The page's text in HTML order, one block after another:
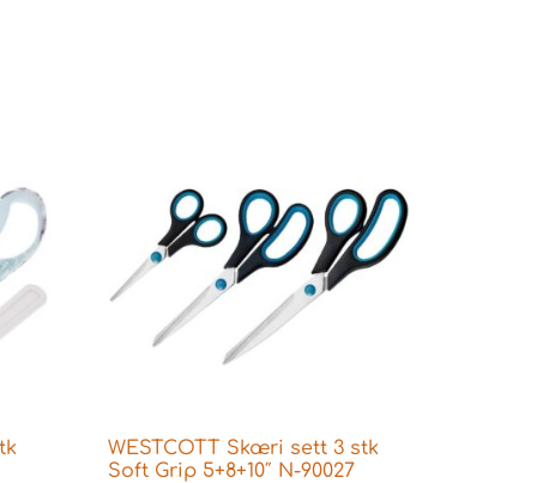
WESTCOTT Skæri sett 3 stk
Soft Grip 5+8+10″ N-90027